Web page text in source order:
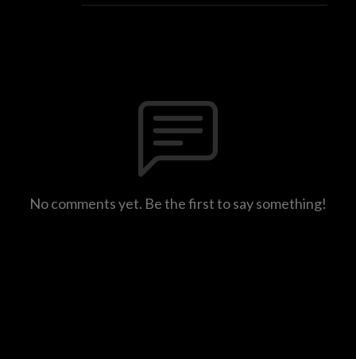
No comments yet. Be the first to say something!